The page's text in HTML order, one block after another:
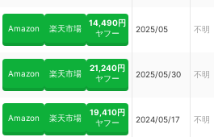
Amazon 楽天市場
14,490円
ヤフー
2025/05 不明
Amazon 楽天市場
21,240円
ヤフー
2025/05/30 不明
Amazon 楽天市場
19,410円
ヤフー
2024/05/17 不明